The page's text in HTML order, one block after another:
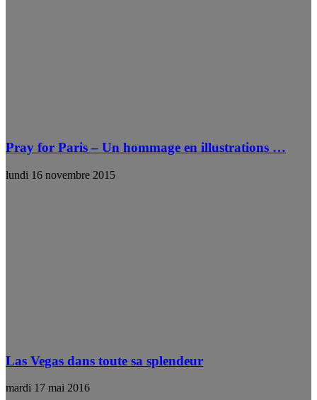
Pray for Paris – Un hommage en illustrations …
lundi 16 novembre 2015
Las Vegas dans toute sa splendeur
mardi 17 mai 2016